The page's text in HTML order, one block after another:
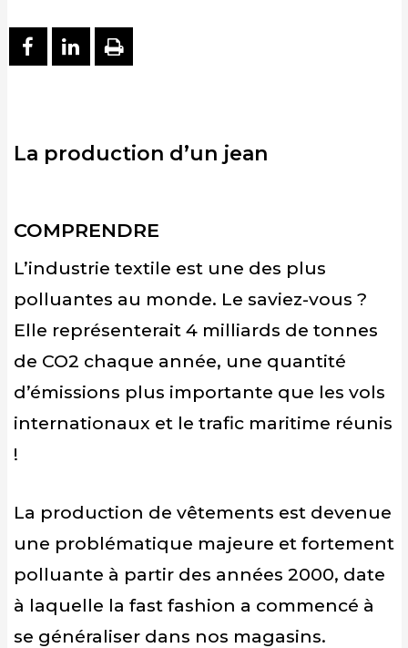
PARTAGER SUR FACEBOOK
PARTAGER SUR LINKEDIN
IMPRIMER
La production d’un jean
COMPRENDRE
L’industrie textile est une des plus
polluantes au monde. Le saviez-vous ?
Elle représenterait 4 milliards de tonnes
de CO2 chaque année, une quantité
d’émissions plus importante que les vols
internationaux et le trafic maritime réunis
!
La production de vêtements est devenue
une problématique majeure et fortement
polluante à partir des années 2000, date
à laquelle la fast fashion a commencé à
se généraliser dans nos magasins.